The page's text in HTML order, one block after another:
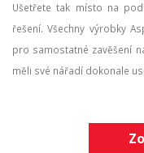
Ušetřete tak místo na
řešení. Všechny výrobky
pro samostatné zavěšení
měli své nářadí dokonale